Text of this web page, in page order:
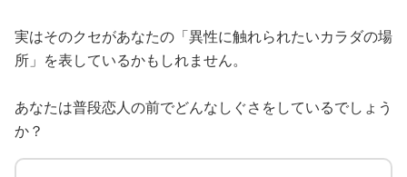
実はそのクセがあなたの「異性に触れられたいカラダの場
所」を表しているかもしれません。
あなたは普段恋人の前でどんなしぐさをしているでしょう
か？